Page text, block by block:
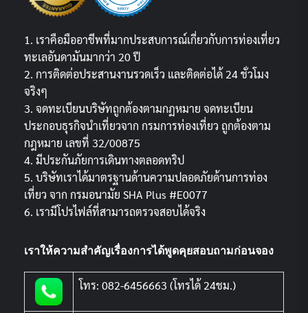
1. เราคือมืออาชีพที่มากประสบการณ์เกี่ยวกับการท่องเที่ยว
ทะเลอันดามันมากว่า 20 ปี
2. การติดต่อประสานงานรวดเร็ว และติดต่อได้ 24 ชั่วโมง
จริงๆ
3. จดทะเบียนบริษัทถูกต้องตามกฏหมาย จดทะเบียน
ประกอบธุรกิจนำเที่ยวจาก กรมการท่องเที่ยว ถูกต้องตาม
กฎหมาย เลขที่ 32/00875
4. มีประกันภัยการเดินทางตลอดทริป
5. บริษัทเราได้มาตรฐานด้านความปลอดภัยด้านการท่อง
เที่ยว จาก กรมอนามัย SHA Plus #E0077
6. เรามีโปรไฟล์ที่สามารถตรวจสอบได้จริง
เราให้ความสำคัญเรื่องการได้พูดคุยสอบถามก่อนจอง
โทร: 082-6456663 (โทรได้ 24ชม.)